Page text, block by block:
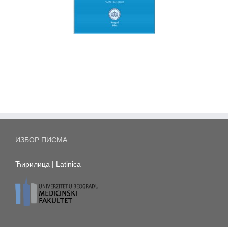
ИЗБОР ПИСМА
Ћирилица |